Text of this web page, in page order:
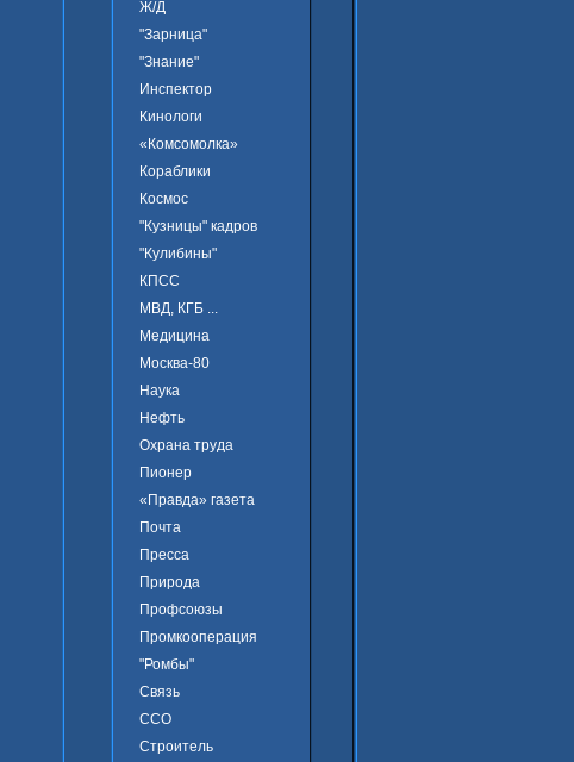
Ж/Д
"Зарница"
"Знание"
Инспектор
Кинологи
«Комсомолка»
Кораблики
Космос
"Кузницы" кадров
"Кулибины"
КПСС
МВД, КГБ ...
Медицина
Москва-80
Наука
Нефть
Охрана труда
Пионер
«Правда» газета
Почта
Пресса
Природа
Профсоюзы
Промкооперация
"Ромбы"
Связь
ССО
Строитель